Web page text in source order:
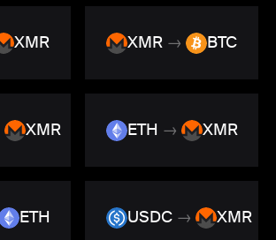
XMR XMR → BTC
XMR ETH → XMR
ETH USDC → XMR